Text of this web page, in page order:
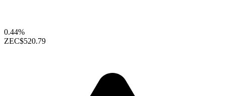
0.44%
ZEC$520.79